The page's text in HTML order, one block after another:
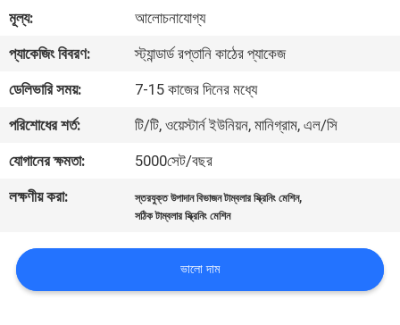
ভ্রমণ
মান
নিয়ন্ত্রণ
যোগাযোগ
করুন
উদ্ধৃতির
জন্য
মূল্য:
আলোচনাযোগ্য
প্যাকেজিং বিবরণ:
স্ট্যান্ডার্ড রপ্তানি কাঠের প্যাকেজ
ডেলিভারি সময়:
7-15 কাজের দিনের মধ্যে
পরিশোধের শর্ত:
টি/টি, ওয়েস্টার্ন ইউনিয়ন, মানিগ্রাম, এল/সি
যোগানের ক্ষমতা:
5000সেট/বছর
লক্ষণীয় করা:
স্তরযুক্ত উপাদান বিভাজন টাম্বলার স্ক্রিনিং মেশিন,
সঠিক টাম্বলার স্ক্রিনিং মেশিন
ভালো দাম